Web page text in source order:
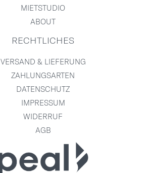
MIETSTUDIO
ABOUT
RECHTLICHES
VERSAND & LIEFERUNG
ZAHLUNGSARTEN
DATENSCHUTZ
IMPRESSUM
WIDERRUF
AGB